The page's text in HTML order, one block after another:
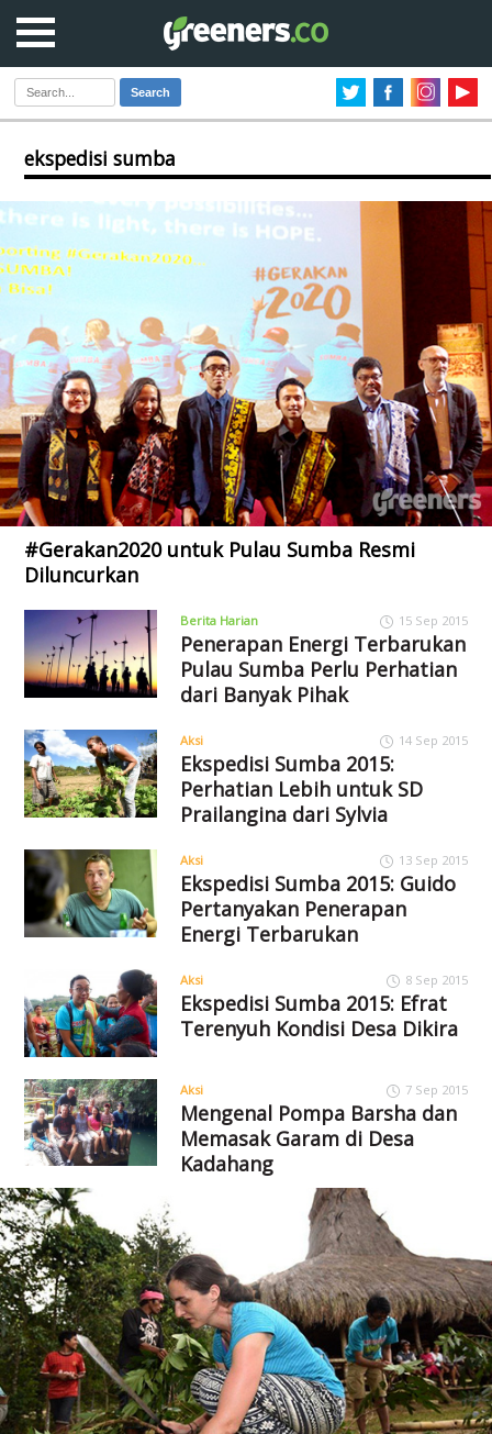
Search
ekspedisi sumba
#Gerakan2020 untuk Pulau Sumba Resmi
Diluncurkan
Berita Harian 15 Sep 2015
Penerapan Energi Terbarukan
Pulau Sumba Perlu Perhatian
dari Banyak Pihak
Aksi 14 Sep 2015
Ekspedisi Sumba 2015:
Perhatian Lebih untuk SD
Prailangina dari Sylvia
Aksi 13 Sep 2015
Ekspedisi Sumba 2015: Guido
Pertanyakan Penerapan
Energi Terbarukan
Aksi 8 Sep 2015
Ekspedisi Sumba 2015: Efrat
Terenyuh Kondisi Desa Dikira
Aksi 7 Sep 2015
Mengenal Pompa Barsha dan
Memasak Garam di Desa
Kadahang